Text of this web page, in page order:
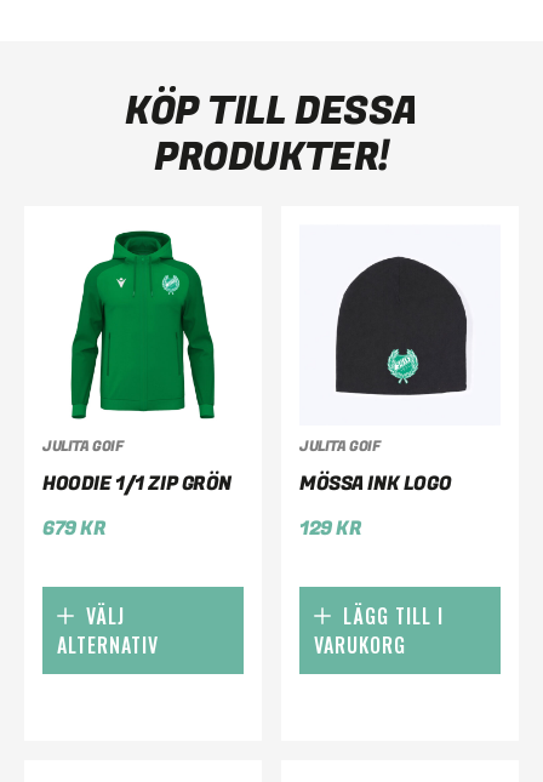
KÖP TILL DESSA
PRODUKTER!
JULITA GOIF
HOODIE 1/1 ZIP GRÖN
679KR
VÄLJ
ALTERNATIV
JULITA GOIF
MÖSSA INK LOGO
129KR
LÄGG TILL I
VARUKORG